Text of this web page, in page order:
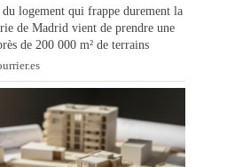
logement qui frappe durement la
de Madrid vient de prendre une
de 200 000 m² de terrains